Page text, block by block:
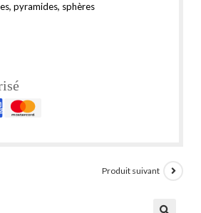
, pyramides, sphères
Produit suivant